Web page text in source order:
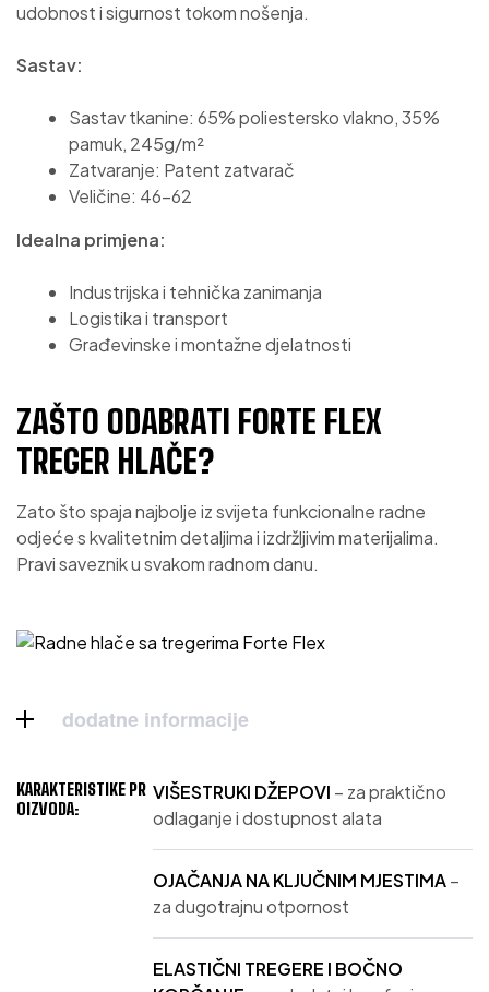
udobnost i sigurnost tokom nošenja.
Sastav:
Sastav tkanine: 65% poliestersko vlakno, 35%
pamuk, 245g/m²
Zatvaranje: Patent zatvarač
Veličine: 46–62
Idealna primjena:
Industrijska i tehnička zanimanja
Logistika i transport
Građevinske i montažne djelatnosti
ZAŠTO ODABRATI FORTE FLEX
TREGER HLAČE?
Zato što spaja najbolje iz svijeta funkcionalne radne
odjeće s kvalitetnim detaljima i izdržljivim materijalima.
Pravi saveznik u svakom radnom danu.
dodatne informacije
KARAKTERISTIKE PR
OIZVODA:
VIŠESTRUKI DŽEPOVI – za praktično
odlaganje i dostupnost alata
OJAČANJA NA KLJUČNIM MJESTIMA–
za dugotrajnu otpornost
ELASTIČNI TREGERE I BOČNO